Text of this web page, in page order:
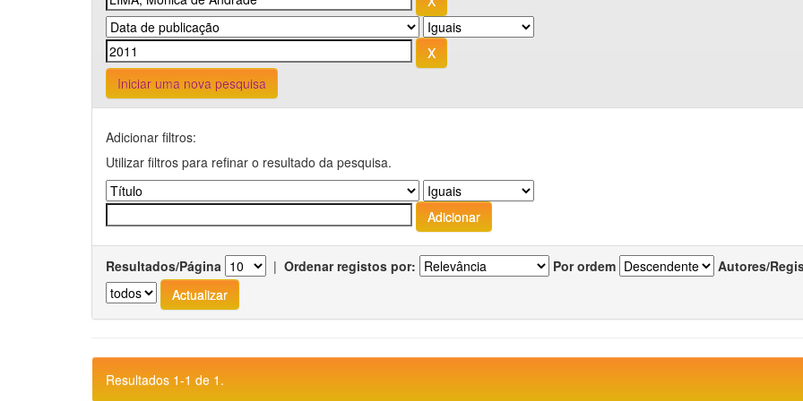
Iniciar uma nova pesquisa
Adicionar filtros:
Utilizar filtros para refinar o resultado da pesquisa.
Resultados/Página | Ordenar registos por: Por ordem Autores/
Resultados 1-1 de 1.